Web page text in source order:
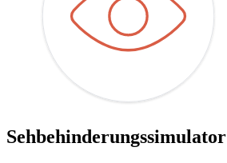
Sehbehinderungssimulator